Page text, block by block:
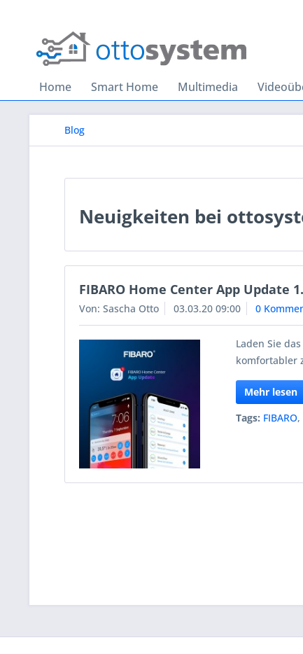
Home Smart Home Multimedia
Blog
Neuigkeiten bei
FIBARO Home Center App Update
Von: Sascha Otto 03.03.20 09:00 0
Laden Sie
komfortabler
Mehr lesen
Tags: FIBARO,